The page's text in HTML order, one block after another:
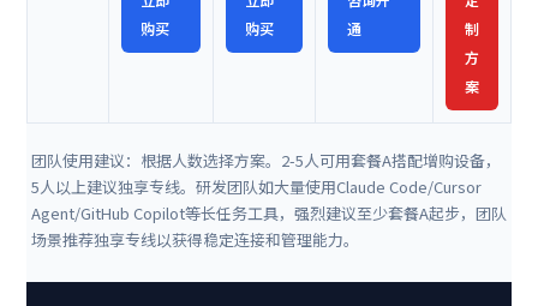
购买
购买
通
制
方
案
团队使用建议：根据人数选择方案。2-5人可用套餐A搭配增购设备，
5人以上建议独享专线。研发团队如大量使用Claude Code/Cursor
Agent/GitHub Copilot等长任务工具，强烈建议至少套餐A起步，团队
场景推荐独享专线以获得稳定连接和管理能力。